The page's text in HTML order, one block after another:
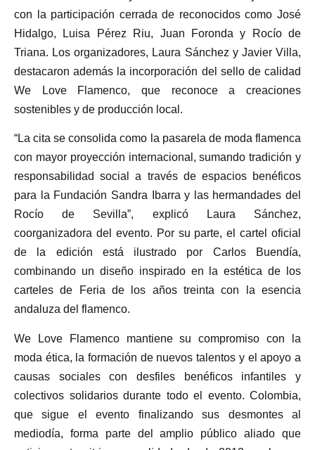
con la participación cerrada de reconocidos como José
Hidalgo, Luisa Pérez Riu, Juan Foronda y Rocío de
Triana. Los organizadores, Laura Sánchez y Javier Villa,
destacaron además la incorporación del sello de calidad
We Love Flamenco, que reconoce a creaciones
sostenibles y de producción local.
“La cita se consolida como la pasarela de moda flamenca
con mayor proyección internacional, sumando tradición y
responsabilidad social a través de espacios benéficos
para la Fundación Sandra Ibarra y las hermandades del
Rocío de Sevilla”, explicó Laura Sánchez,
coorganizadora del evento. Por su parte, el cartel oficial
de la edición está ilustrado por Carlos Buendía,
combinando un diseño inspirado en la estética de los
carteles de Feria de los años treinta con la esencia
andaluza del flamenco.
We Love Flamenco mantiene su compromiso con la
moda ética, la formación de nuevos talentos y el apoyo a
causas sociales con desfiles benéficos infantiles y
colectivos solidarios durante todo el evento. Colombia,
que sigue el evento finalizando sus desmontes al
mediodía, forma parte del amplio público aliado que